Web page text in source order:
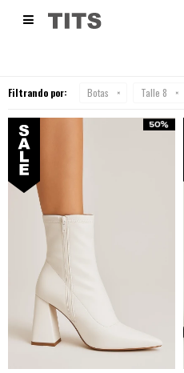
 BOTAS
Filtrando por: Botas Talle 8